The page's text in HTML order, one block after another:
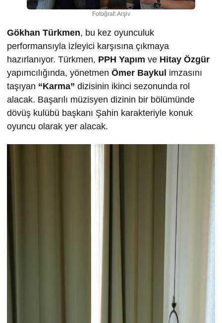
Fotoğraf: Arşiv
Gökhan Türkmen, bu kez oyunculuk
performansıyla izleyici karşısına çıkmaya
hazırlanıyor. Türkmen, PPH Yapım ve Hitay Özgür
yapımcılığında, yönetmen Ömer Baykul imzasını
taşıyan “Karma” dizisinin ikinci sezonunda rol
alacak. Başarılı müzisyen dizinin bir bölümünde
dövüş kulübü başkanı Şahin karakteriyle konuk
oyuncu olarak yer alacak.